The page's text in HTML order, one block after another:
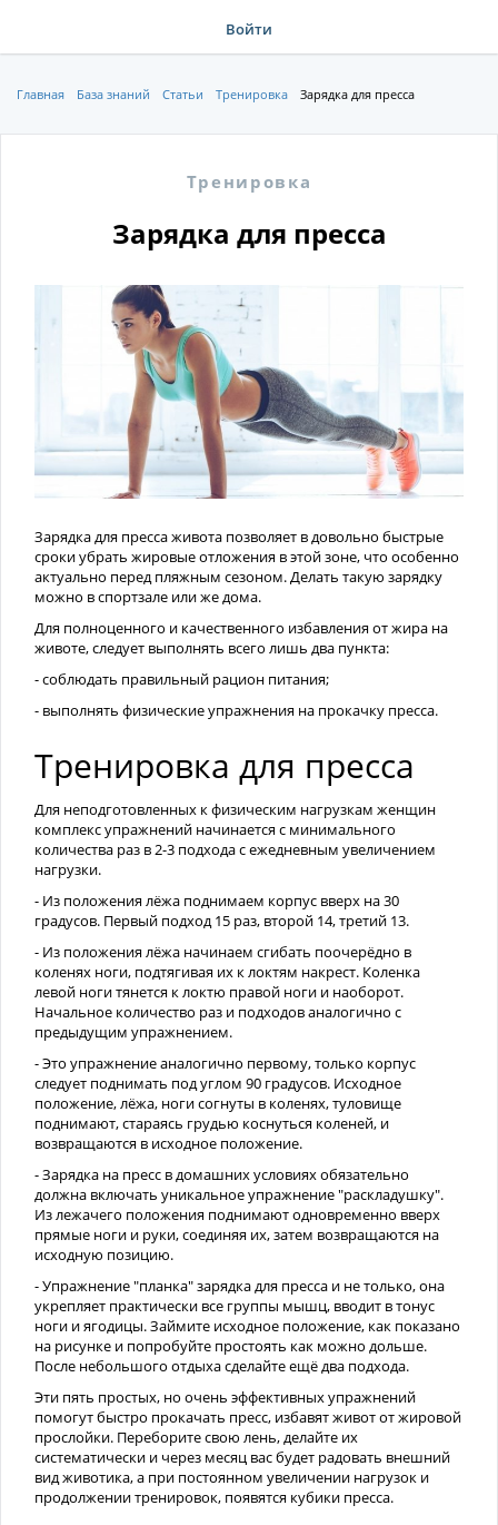
Войти
Главная База знаний Статьи Тренировка Зарядка для пресса
Тренировка
Зарядка для пресса
Зарядка для пресса живота позволяет в довольно быстрые
сроки убрать жировые отложения в этой зоне, что особенно
актуально перед пляжным сезоном. Делать такую зарядку
можно в спортзале или же дома.
Для полноценного и качественного избавления от жира на
животе, следует выполнять всего лишь два пункта:
- соблюдать правильный рацион питания;
- выполнять физические упражнения на прокачку пресса.
Тренировка для пресса
Для неподготовленных к физическим нагрузкам женщин
комплекс упражнений начинается с минимального
количества раз в 2-3 подхода с ежедневным увеличением
нагрузки.
- Из положения лёжа поднимаем корпус вверх на 30
градусов. Первый подход 15 раз, второй 14, третий 13.
- Из положения лёжа начинаем сгибать поочерёдно в
коленях ноги, подтягивая их к локтям накрест. Коленка
левой ноги тянется к локтю правой ноги и наоборот.
Начальное количество раз и подходов аналогично с
предыдущим упражнением.
- Это упражнение аналогично первому, только корпус
следует поднимать под углом 90 градусов. Исходное
положение, лёжа, ноги согнуты в коленях, туловище
поднимают, стараясь грудью коснуться коленей, и
возвращаются в исходное положение.
- Зарядка на пресс в домашних условиях обязательно
должна включать уникальное упражнение "раскладушку".
Из лежачего положения поднимают одновременно вверх
прямые ноги и руки, соединяя их, затем возвращаются на
исходную позицию.
- Упражнение "планка" зарядка для пресса и не только, она
укрепляет практически все группы мышц, вводит в тонус
ноги и ягодицы. Займите исходное положение, как показано
на рисунке и попробуйте простоять как можно дольше.
После небольшого отдыха сделайте ещё два подхода.
Эти пять простых, но очень эффективных упражнений
помогут быстро прокачать пресс, избавят живот от жировой
прослойки. Переборите свою лень, делайте их
систематически и через месяц вас будет радовать внешний
вид животика, а при постоянном увеличении нагрузок и
продолжении тренировок, появятся кубики пресса.